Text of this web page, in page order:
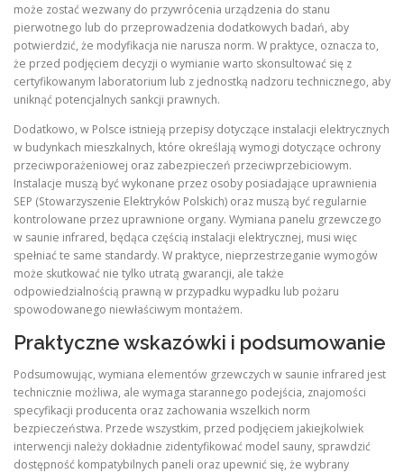
może zostać wezwany do przywrócenia urządzenia do stanu
pierwotnego lub do przeprowadzenia dodatkowych badań, aby
potwierdzić, że modyfikacja nie narusza norm. W praktyce, oznacza to,
że przed podjęciem decyzji o wymianie warto skonsultować się z
certyfikowanym laboratorium lub z jednostką nadzoru technicznego, aby
uniknąć potencjalnych sankcji prawnych.
Dodatkowo, w Polsce istnieją przepisy dotyczące instalacji elektrycznych
w budynkach mieszkalnych, które określają wymogi dotyczące ochrony
przeciwporażeniowej oraz zabezpieczeń przeciwprzebiciowym.
Instalacje muszą być wykonane przez osoby posiadające uprawnienia
SEP (Stowarzyszenie Elektryków Polskich) oraz muszą być regularnie
kontrolowane przez uprawnione organy. Wymiana panelu grzewczego
w saunie infrared, będąca częścią instalacji elektrycznej, musi więc
spełniać te same standardy. W praktyce, nieprzestrzeganie wymogów
może skutkować nie tylko utratą gwarancji, ale także
odpowiedzialnością prawną w przypadku wypadku lub pożaru
spowodowanego niewłaściwym montażem.
Praktyczne wskazówki i podsumowanie
Podsumowując, wymiana elementów grzewczych w saunie infrared jest
technicznie możliwa, ale wymaga starannego podejścia, znajomości
specyfikacji producenta oraz zachowania wszelkich norm
bezpieczeństwa. Przede wszystkim, przed podjęciem jakiejkolwiek
interwencji należy dokładnie zidentyfikować model sauny, sprawdzić
dostępność kompatybilnych paneli oraz upewnić się, że wybrany